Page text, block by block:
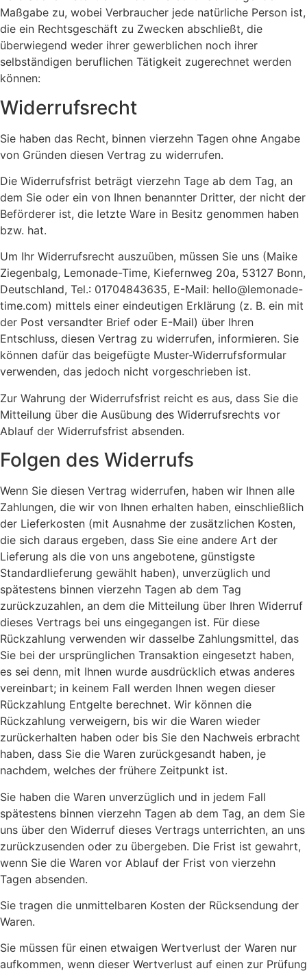
Maßgabe zu, wobei Verbraucher jede natürliche Person ist,
die ein Rechtsgeschäft zu Zwecken abschließt, die
überwiegend weder ihrer gewerblichen noch ihrer
selbständigen beruflichen Tätigkeit zugerechnet werden
können:
Widerrufsrecht
Sie haben das Recht, binnen vierzehn Tagen ohne Angabe
von Gründen diesen Vertrag zu widerrufen.
Die Widerrufsfrist beträgt vierzehn Tage ab dem Tag, an
dem Sie oder ein von Ihnen benannter Dritter, der nicht der
Beförderer ist, die letzte Ware in Besitz genommen haben
bzw. hat.
Um Ihr Widerrufsrecht auszuüben, müssen Sie uns (Maike
Ziegenbalg, Lemonade-Time, Kiefernweg 20a, 53127 Bonn,
Deutschland, Tel.: 01704843635, E-Mail: hello@lemonade-
time.com) mittels einer eindeutigen Erklärung (z. B. ein mit
der Post versandter Brief oder E-Mail) über Ihren
Entschluss, diesen Vertrag zu widerrufen, informieren. Sie
können dafür das beigefügte Muster-Widerrufsformular
verwenden, das jedoch nicht vorgeschrieben ist.
Zur Wahrung der Widerrufsfrist reicht es aus, dass Sie die
Mitteilung über die Ausübung des Widerrufsrechts vor
Ablauf der Widerrufsfrist absenden.
Folgen des Widerrufs
Wenn Sie diesen Vertrag widerrufen, haben wir Ihnen alle
Zahlungen, die wir von Ihnen erhalten haben, einschließlich
der Lieferkosten (mit Ausnahme der zusätzlichen Kosten,
die sich daraus ergeben, dass Sie eine andere Art der
Lieferung als die von uns angebotene, günstigste
Standardlieferung gewählt haben), unverzüglich und
spätestens binnen vierzehn Tagen ab dem Tag
zurückzuzahlen, an dem die Mitteilung über Ihren Widerruf
dieses Vertrags bei uns eingegangen ist. Für diese
Rückzahlung verwenden wir dasselbe Zahlungsmittel, das
Sie bei der ursprünglichen Transaktion eingesetzt haben,
es sei denn, mit Ihnen wurde ausdrücklich etwas anderes
vereinbart; in keinem Fall werden Ihnen wegen dieser
Rückzahlung Entgelte berechnet. Wir können die
Rückzahlung verweigern, bis wir die Waren wieder
zurückerhalten haben oder bis Sie den Nachweis erbracht
haben, dass Sie die Waren zurückgesandt haben, je
nachdem, welches der frühere Zeitpunkt ist.
Sie haben die Waren unverzüglich und in jedem Fall
spätestens binnen vierzehn Tagen ab dem Tag, an dem Sie
uns über den Widerruf dieses Vertrags unterrichten, an uns
zurückzusenden oder zu übergeben. Die Frist ist gewahrt,
wenn Sie die Waren vor Ablauf der Frist von vierzehn
Tagen absenden.
Sie tragen die unmittelbaren Kosten der Rücksendung der
Waren.
Sie müssen für einen etwaigen Wertverlust der Waren nur
aufkommen, wenn dieser Wertverlust auf einen zur Prüfung